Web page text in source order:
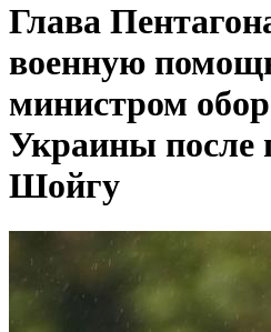
Глава
военную
министром
Украины после
Шойгу